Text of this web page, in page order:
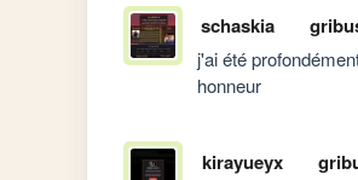
schaskia
j'ai été
honneur
kirayueyx